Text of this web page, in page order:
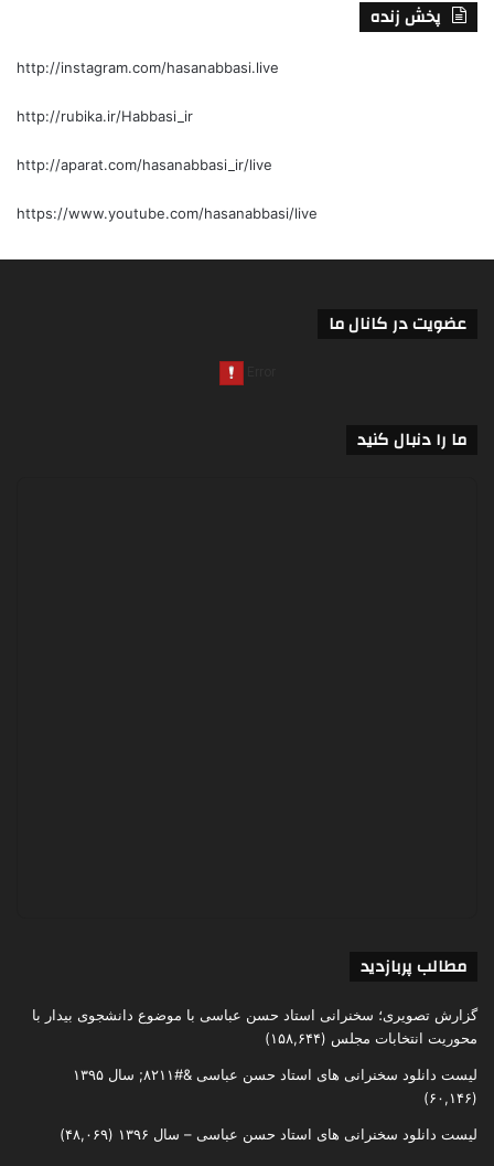
پخش زنده
http://instagram.com/hasanabbasi.live
http://rubika.ir/Habbasi_ir
http://aparat.com/hasanabbasi_ir/live
https://www.youtube.com/hasanabbasi/live
عضویت در کانال ما
ما را دنبال کنید
مطالب پربازدید
گزارش تصویری؛ سخنرانی استاد حسن عباسی با موضوع دانشجوی بیدار با
محوریت انتخابات مجلس (۱۵۸,۶۴۴)
لیست دانلود سخنرانی های استاد حسن عباسی &#۸۲۱۱; سال ۱۳۹۵
(۶۰,۱۴۶)
لیست دانلود سخنرانی های استاد حسن عباسی – سال ۱۳۹۶ (۴۸,۰۶۹)